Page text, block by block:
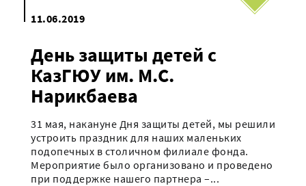
11.06.2019
День защиты детей с
КазГЮУ им. М.С.
Нарикбаева
31 мая, накануне Дня защиты детей, мы решили
устроить праздник для наших маленьких
подопечных в столичном филиале фонда.
Мероприятие было организовано и проведено
при поддержке нашего партнера –...